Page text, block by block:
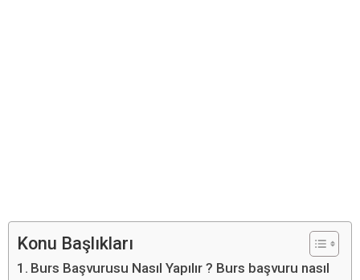
Konu Başlıkları
Burs Başvurusu Nasıl Yapılır ? Burs başvuru nasıl